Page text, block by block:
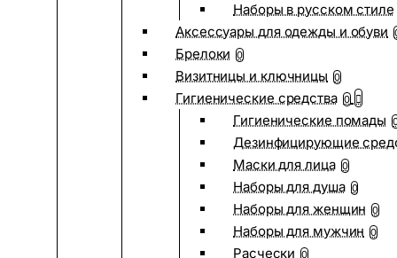
Наборы в русском стиле
Аксессуары для одежды и обуви
Брелоки 0
Визитницы и ключницы 0
Гигиенические средства 0
Гигиенические помады
Дезинфицирующие
Маски для лица 0
Наборы для душа 0
Наборы для женщин 0
Наборы для мужчин 0
Расчески 0